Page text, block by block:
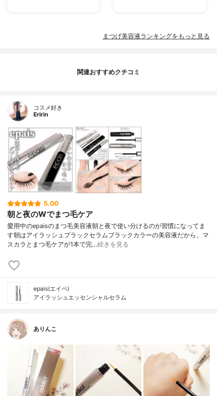
まつげ美容液ランキングをもっと見る
関連おすすめクチコミ
コスメ好き
Eririn
5.00
朝と夜のWでまつ毛ケア
愛用中のepaisのまつ毛美容液朝と夜で使い分けるのが習慣になってま
す朝はアイラッシュブラックセラムブラックカラーの美容液だから、マ
スカラとまつ毛ケアが1本で完…続きを見る
epais(エイペ)
アイラッシュエッセンシャルセラム
ありんこ